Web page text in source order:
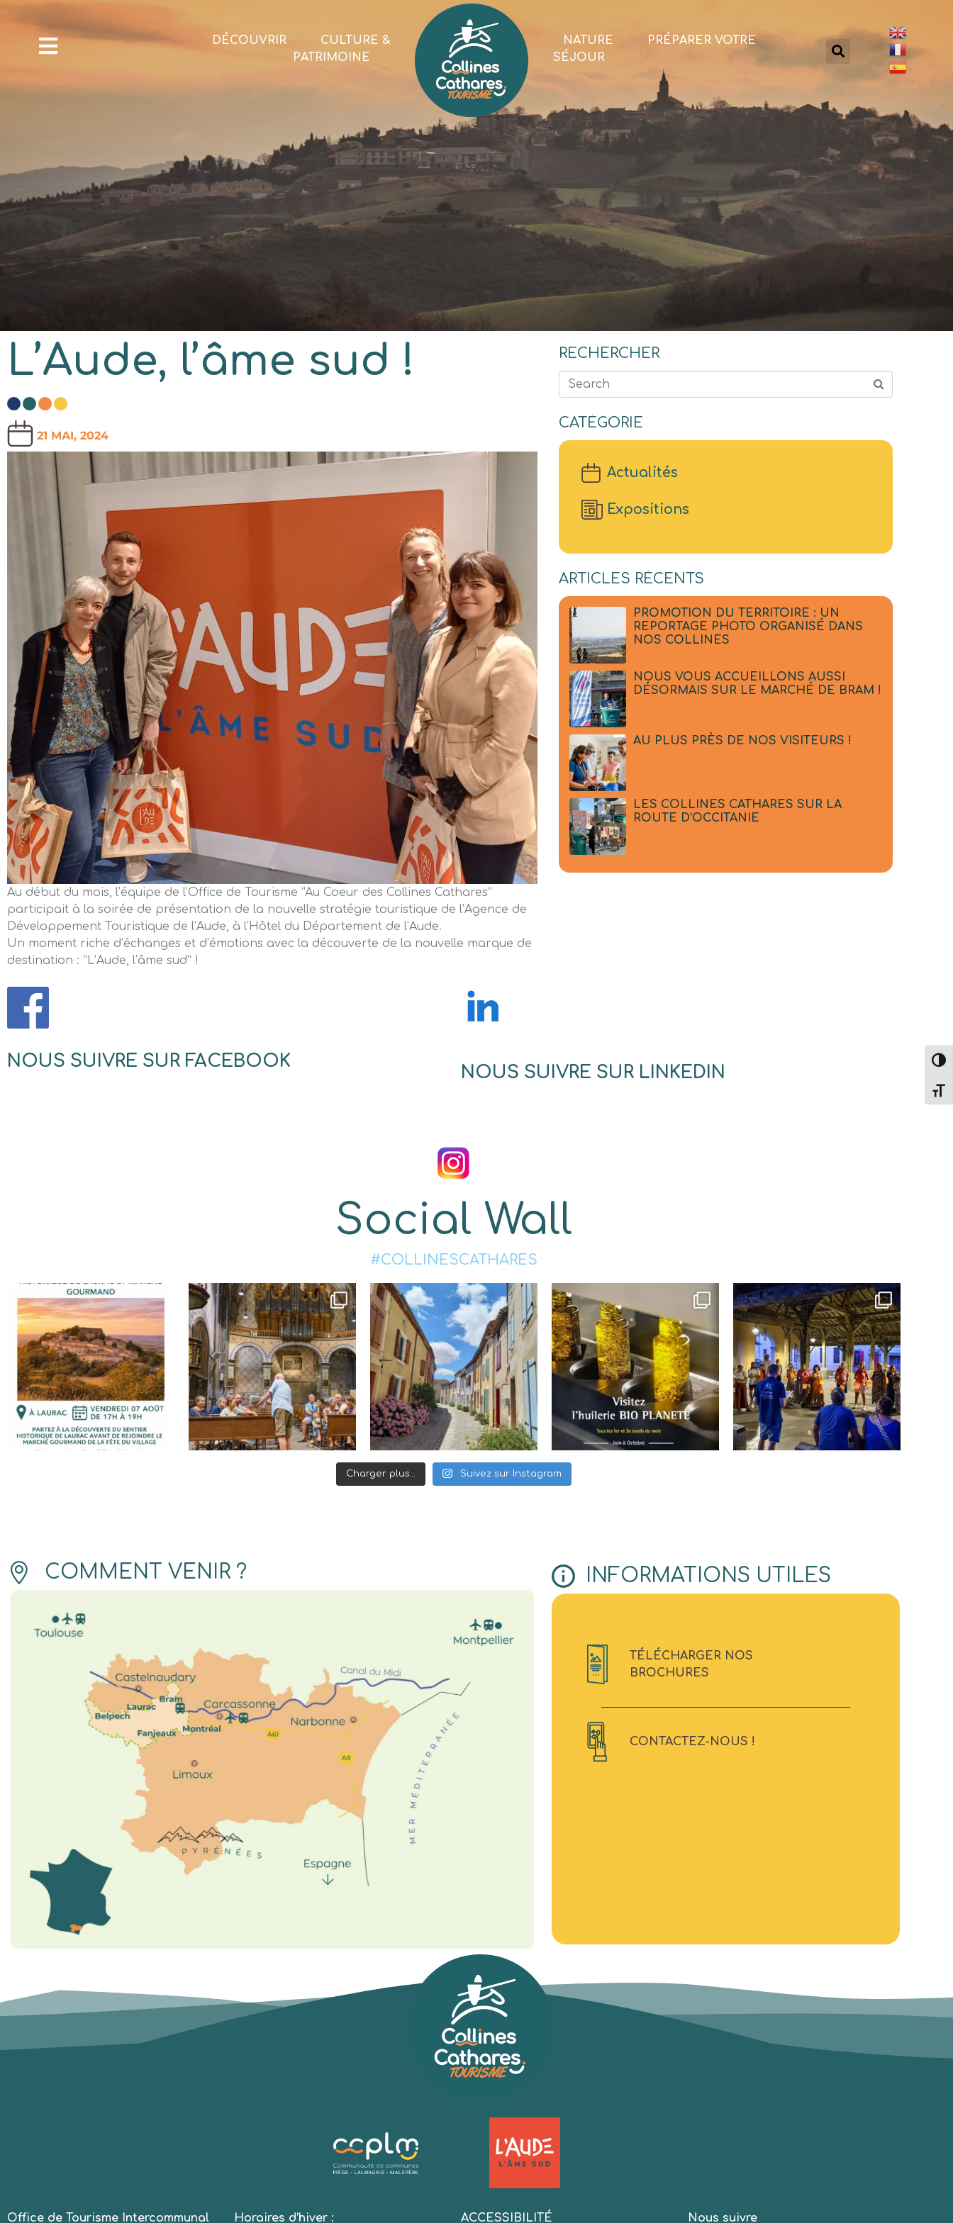
DÉCOUVRIR
CULTURE &
PATRIMOINE
NATURE
PRÉPARER VOTRE
SÉJOUR
L’Aude, l’âme sud !
21 MAI, 2024
Au début du mois, l’équipe de l’Office de Tourisme “Au Coeur des Collines Cathares”
participait à la soirée de présentation de la nouvelle stratégie touristique de l’Agence de
Développement Touristique de l’Aude, à l’Hôtel du Département de l’Aude.
Un moment riche d’échanges et d’émotions avec la découverte de la nouvelle marque de
destination : “L’Aude, l’âme sud” !
RECHERCHER
Search
CATÉGORIE
Actualités
Expositions
ARTICLES RÉCENTS
PROMOTION DU TERRITOIRE : UN
REPORTAGE PHOTO ORGANISÉ DANS
NOS COLLINES
NOUS VOUS ACCUEILLONS AUSSI
DÉSORMAIS SUR LE MARCHÉ DE BRAM !
AU PLUS PRÈS DE NOS VISITEURS !
LES COLLINES CATHARES SUR LA
ROUTE D’OCCITANIE
NOUS SUIVRE SUR FACEBOOK
NOUS SUIVRE SUR LINKEDIN
Social Wall
#COLLINESCATHARES
Charger plus… Suivez sur Instagram
COMMENT VENIR ? INFORMATIONS UTILES
TÉLÉCHARGER NOS
BROCHURES
CONTACTEZ-NOUS !
Office de Tourisme Intercommunal Horaires d’hiver : ACCESSIBILITÉ Nous suivre